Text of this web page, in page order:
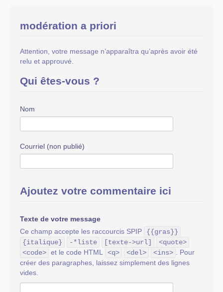
modération a priori
Attention, votre message n’apparaîtra qu’après avoir été
relu et approuvé.
Qui êtes-vous ?
Nom
Courriel (non publié)
Ajoutez votre commentaire ici
Texte de votre message
Ce champ accepte les raccourcis SPIP
{{gras}}
{italique}
-*liste [texte->url]
<quote>
<code> et le code HTML <q> <del> <ins> . Pour
créer des paragraphes, laissez simplement des lignes
vides.